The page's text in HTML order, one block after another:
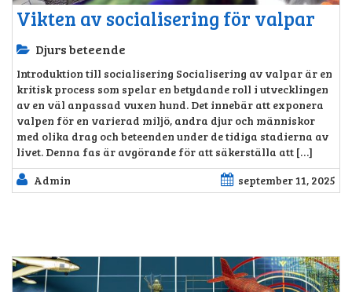
Vikten av socialisering för valpar
Djurs beteende
Introduktion till socialisering Socialisering av valpar är en
kritisk process som spelar en betydande roll i utvecklingen
av en väl anpassad vuxen hund. Det innebär att exponera
valpen för en varierad miljö, andra djur och människor
med olika drag och beteenden under de tidiga stadierna av
livet. Denna fas är avgörande för att säkerställa att […]
Admin
september 11, 2025